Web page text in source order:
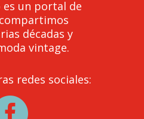
es un portal de
décadas y
vintage.
redes sociales: